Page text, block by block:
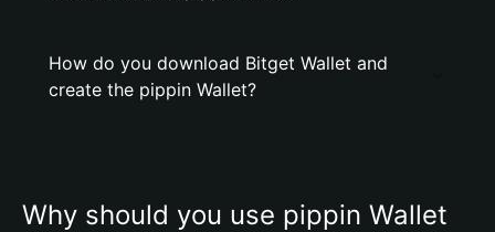
How do you download Bitget Wallet and
create the pippin Wallet?
Why should you use pippin Wallet